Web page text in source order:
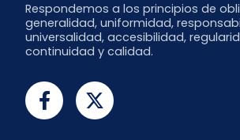
Respondemos a los principios de
generalidad, uniformidad,
universalidad, accesibilidad,
continuidad y calidad.